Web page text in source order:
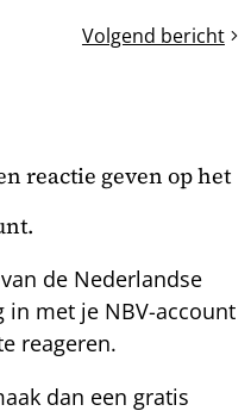
Volgend bericht
Pruimensap
goed
reactie geven op het
de Nederlandse
in met je NBV-account
reageren.
dan een gratis